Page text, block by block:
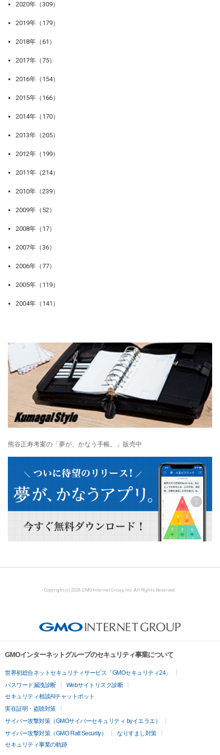
2020年（309）
2019年（179）
2018年（61）
2017年（75）
2016年（154）
2015年（166）
2014年（170）
2013年（205）
2012年（199）
2011年（214）
2010年（239）
2009年（52）
2008年（17）
2007年（36）
2006年（77）
2005年（119）
2004年（141）
熊谷正寿考案の「夢が、かなう手帳。」販売中
Copyright (c) 2026 GMO Internet Group, Inc. All Rights Reserved.
GMOインターネットグループのセキュリティ事業について
世界初総合ネットセキュリティサービス「GMOセキュリティ24」
パスワード漏洩診断
Webサイトリスク診断
セキュリティ相談AIチャットボット
実在証明・盗聴対策
サイバー攻撃対策（GMOサイバーセキュリティ byイエラエ）
サイバー攻撃対策（GMO Flatt Security）
なりすまし対策
セキュリティ事業の軌跡